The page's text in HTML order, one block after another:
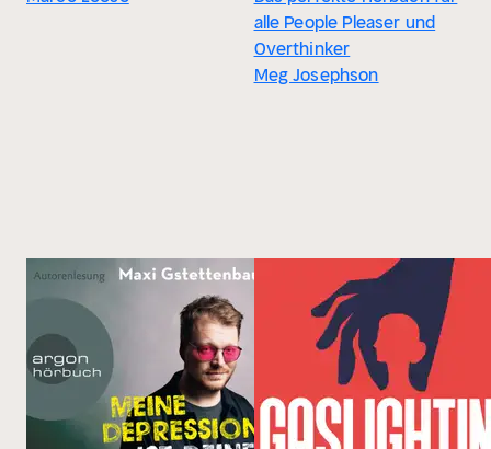
alle People Pleaser und
Overthinker
Meg Josephson